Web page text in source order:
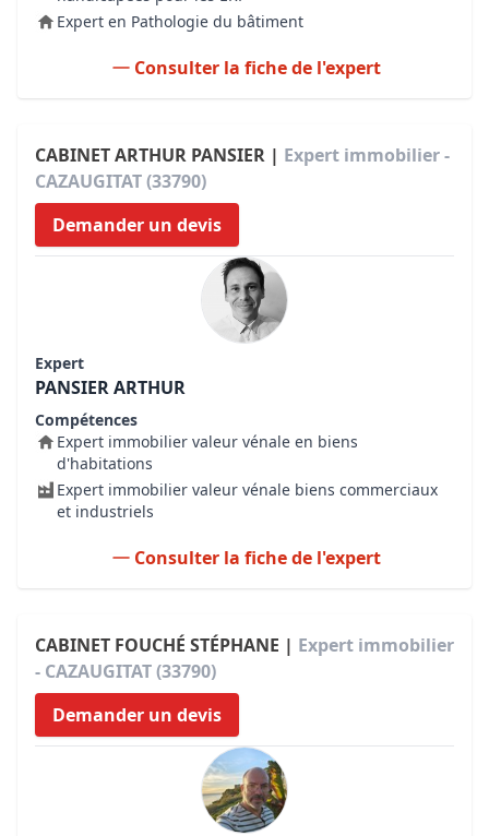
Expert en Pathologie du bâtiment
Consulter la fiche de l'expert
CABINET ARTHUR PANSIER | Expert immobilier -
CAZAUGITAT (33790)
Demander un devis
Expert
PANSIER ARTHUR
Compétences
Expert immobilier valeur vénale en biens
d'habitations
Expert immobilier valeur vénale biens commerciaux
et industriels
Consulter la fiche de l'expert
CABINET FOUCHÉ STÉPHANE | Expert immobilier
- CAZAUGITAT (33790)
Demander un devis